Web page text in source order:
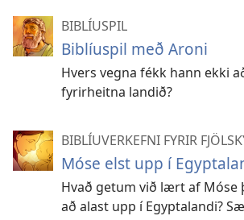
BIBLÍUSPIL
Biblíuspil með Aroni
Hvers vegna fékk hann ekki
fyrirheitna landið?
BIBLÍUVERKEFNI FYRIR
Móse elst upp í
Hvað getum við lært af Móse
að alast upp í Egyptalandi?